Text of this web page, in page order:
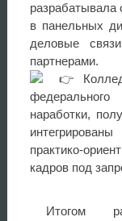
разрабатывала
в панельных
деловые
партнерами.
наработки,
практико-
кадров под
Итогом